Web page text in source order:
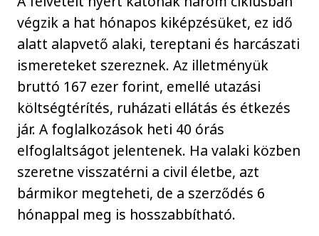
végzik a hat hónapos kiképzésüket, ez idő
alatt alapvető alaki, tereptani és harcászati
ismereteket szereznek. Az illetményük
bruttó 167 ezer forint, emellé utazási
költségtérítés, ruházati ellátás és étkezés
jár. A foglalkozások heti 40 órás
elfoglaltságot jelentenek. Ha valaki közben
szeretne visszatérni a civil életbe, azt
bármikor megteheti, de a szerződés 6
hónappal meg is hosszabbítható.